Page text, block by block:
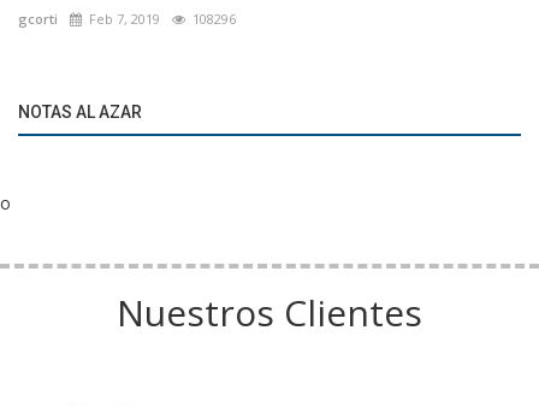
gcorti Feb 7, 2019 108296
NOTAS AL AZAR
o
Nuestros Clientes